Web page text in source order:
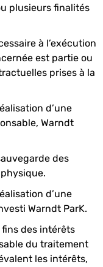
plusieurs finalités
à l’exécution
est partie ou
prises à la
d’une
Warndt
des
d’une
Warndt ParK.
des intérêts
du traitement
les intérêts,